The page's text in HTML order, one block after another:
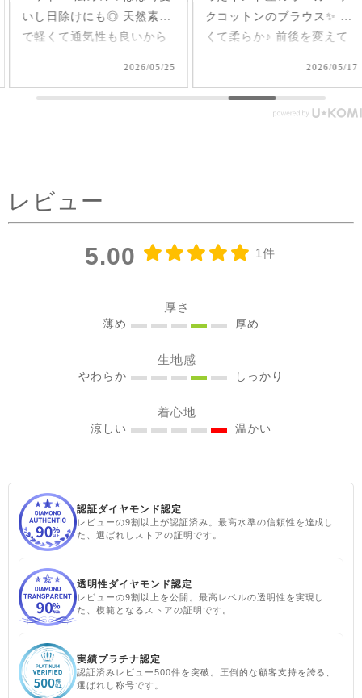
いし日除けにも◎ 天然素材
で軽くて通気性も良いから
フェアトレード #fairtrade #
2026/05/25
クコットンのブラウス✨ 軽
くて柔らか♪ 前後を変えて
で可愛いいけど、刺繍面を
前にした時はリネンジレと
クが明るく優しい雰囲気に
🔶 OC2wayピンタックノー
す #sisam ＃フェアトレード
ッション
2026/05/17
レビュー
5.00 1件
厚さ
薄め 厚め
生地感
やわらか しっかり
着心地
涼しい 温かい
認証ダイヤモンド認定
レビューの9割以上が認証済み。最高水準の信頼性を達成し
た、選ばれしストアの証明です。
透明性ダイヤモンド認定
レビューの9割以上を公開。最高レベルの透明性を実現し
た、模範となるストアの証明です。
実績プラチナ認定
認証済みレビュー500件を突破。圧倒的な顧客支持を誇る、
選ばれし称号です。